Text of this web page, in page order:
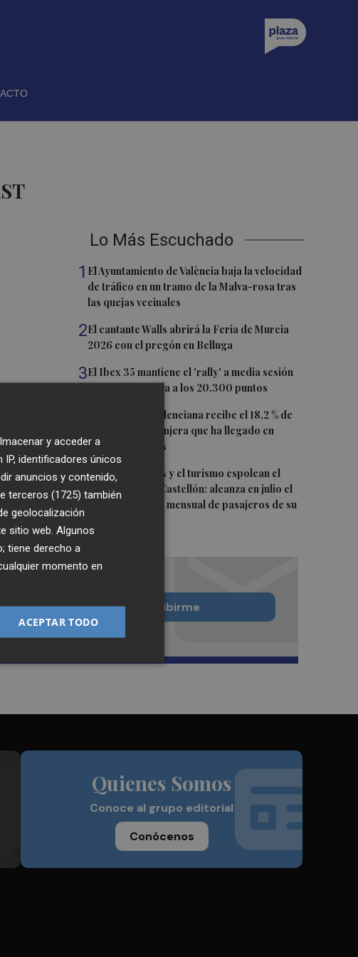
Lo Más Escuchado
1 El Ayuntamiento de València baja la velocidad
de tráfico en un tramo de la Malva-rosa tras
las quejas vecinales
2El cantante Walls abrirá la Feria de Murcia
2026 con el pregón en Belluga
3El Ibex 35 mantiene el 'rally' a media sesión
(+1,17%) y ya mira a los 20.300 puntos
La Comunitat Valenciana recibe el 18,2 % de
población extranjera que ha llegado en
últimos 12 meses
5Las nuevas rutas y el turismo espolean el
aeropuerto de Castellón: alcanza en julio el
mejor resultado mensual de pasajeros de su
Quiero suscribirme
Quienes Somos
Conoce al grupo editorial
Conócenos
y acceder a
identificadores únicos
anuncios y contenido,
terceros (1725) también
geolocalización
sitio web. Algunos
tiene derecho a
momento en
ACEPTAR TODO